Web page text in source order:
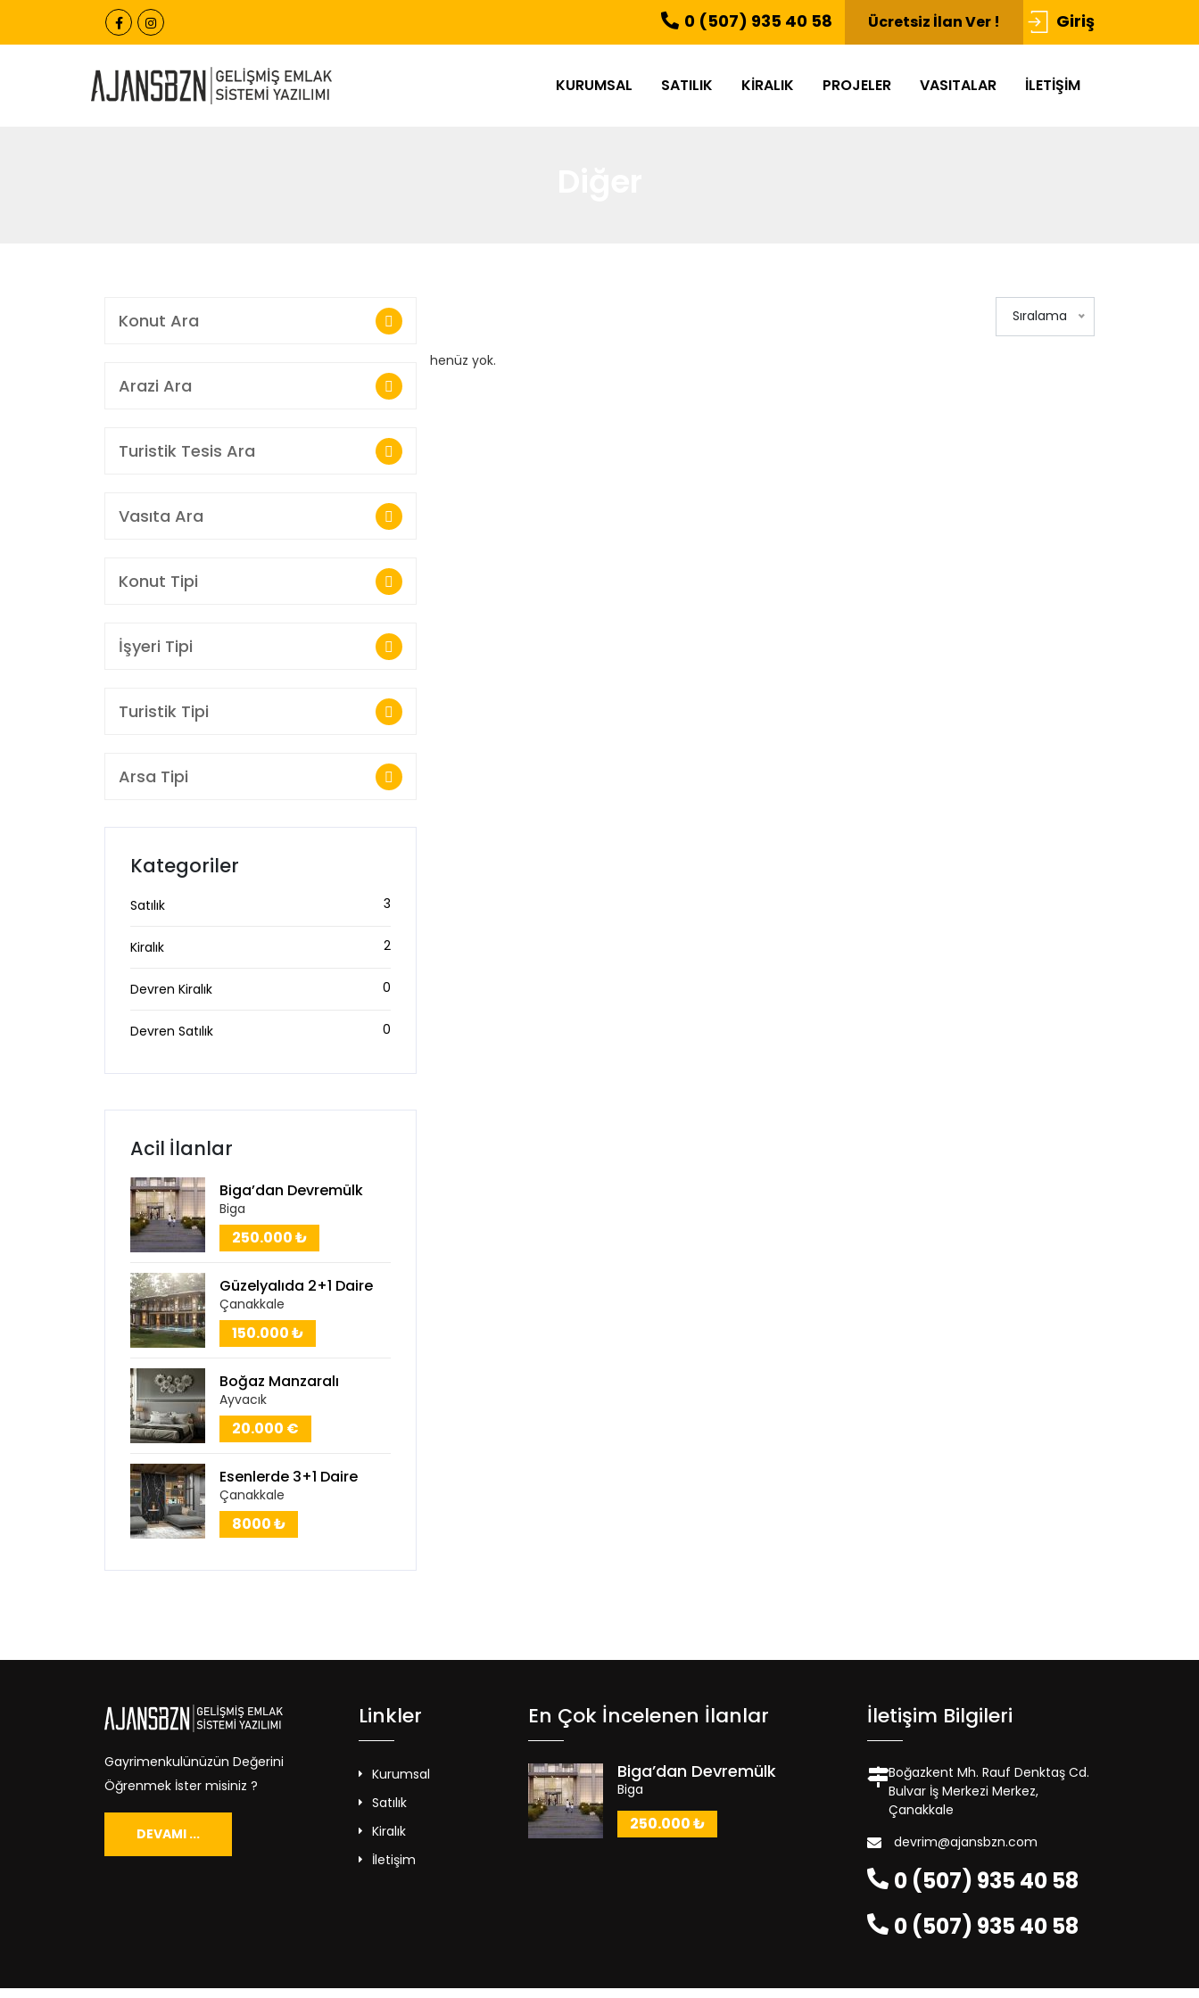
0 (507) 935 40 58 Ücretsiz İlan Ver ! Giriş
KURUMSAL SATILIK KIRALIK PROJELER VASITALAR İLETIŞIM
Konut Ara
Arazi Ara
Turistik Tesis Ara
Vasıta Ara
Konut Tipi
İşyeri Tipi
Turistik Tipi
Arsa Tipi
Kategoriler
Satılık 3
Kiralık 2
Devren Kiralık 0
Devren Satılık 0
Acil İlanlar
Biga’dan Devremülk
Biga
250.000 ₺
Güzelyalıda 2+1 Daire
Çanakkale
150.000 ₺
Boğaz Manzaralı
Ayvacık
20.000 €
Esenlerde 3+1 Daire
Çanakkale
8000 ₺
Sıralama
henüz yok.
Gayrimenkulünüzün Değerini
Öğrenmek İster misiniz ?
DEVAMI ...
Linkler
Kurumsal
Satılık
Kiralık
İletişim
En Çok İncelenen İlanlar
Biga’dan Devremülk
Biga
250.000 ₺
İletişim Bilgileri
Boğazkent Mh. Rauf Denktaş Cd.
Bulvar İş Merkezi Merkez,
Çanakkale
devrim@ajansbzn.com
0 (507) 935 40 58
0 (507) 935 40 58